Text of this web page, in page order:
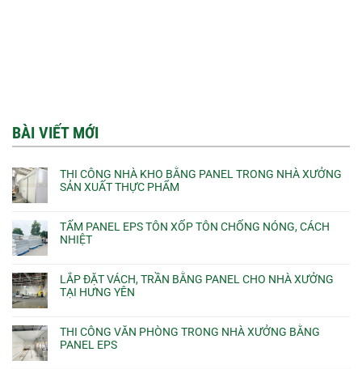
BÀI VIẾT MỚI
THI CÔNG NHÀ KHO BẰNG PANEL TRONG NHÀ XƯỞNG
SẢN XUẤT THỰC PHẨM
TẤM PANEL EPS TÔN XỐP TÔN CHỐNG NÓNG, CÁCH
NHIỆT
LẮP ĐẶT VÁCH, TRẦN BẰNG PANEL CHO NHÀ XƯỞNG
TẠI HƯNG YÊN
THI CÔNG VĂN PHÒNG TRONG NHÀ XƯỞNG BẰNG
PANEL EPS